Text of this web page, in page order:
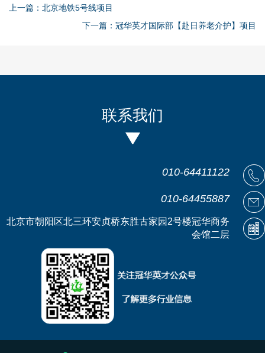
上一篇：北京地铁5号线项目
下一篇：冠华英才国际部【赴日养老介护】项目
联系我们
010-64411122
010-64455887
北京市朝阳区北三环安贞桥东胜古家园2号楼冠华商务
会馆二层